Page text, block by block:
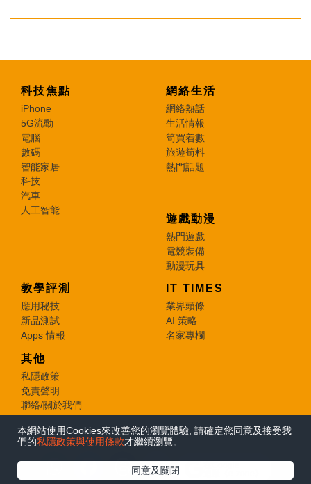
本網站使用Cookies來改善您的瀏覽體驗, 請確定您同意及接受我
們的私隱政策與使用條款才繼續瀏覽。
同意及關閉
科技焦點
iPhone
5G流動
電腦
數碼
智能家居
科技
汽車
人工智能
網絡生活
網絡熱話
生活情報
筍買着數
旅遊筍料
熱門話題
遊戲動漫
熱門遊戲
電競裝備
動漫玩具
教學評測
應用秘技
新品測試
Apps 情報
IT TIMES
業界頭條
AI 策略
名家專欄
其他
私隱政策
免責聲明
聯絡/關於我們
© 2026 e-zone. All Rights Reserved.